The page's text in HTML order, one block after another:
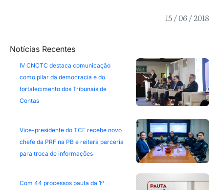
15 / 06 / 2018
Notícias Recentes
IV CNCTC destaca comunicação
como pilar da democracia e do
fortalecimento dos Tribunais de
Contas
Vice-presidente do TCE recebe novo
chefe da PRF na PB e reitera parceria
para troca de informações
Com 44 processos pauta da 1ª